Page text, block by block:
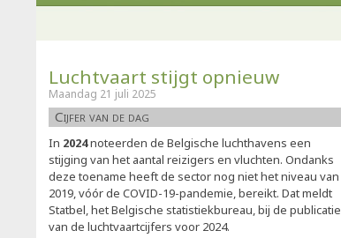
Luchtvaart stijgt opnieuw
Maandag 21 juli 2025
Cijfer van de dag
In 2024noteerden de Belgische luchthavens een
stijging van het aantal reizigers en vluchten. Ondanks
deze toename heeft de sector nog niet het niveau van
2019, vóór de COVID-19-pandemie, bereikt. Dat meldt
Statbel, het Belgische statistiekbureau, bij de publicatie
van de luchtvaartcijfers voor 2024.